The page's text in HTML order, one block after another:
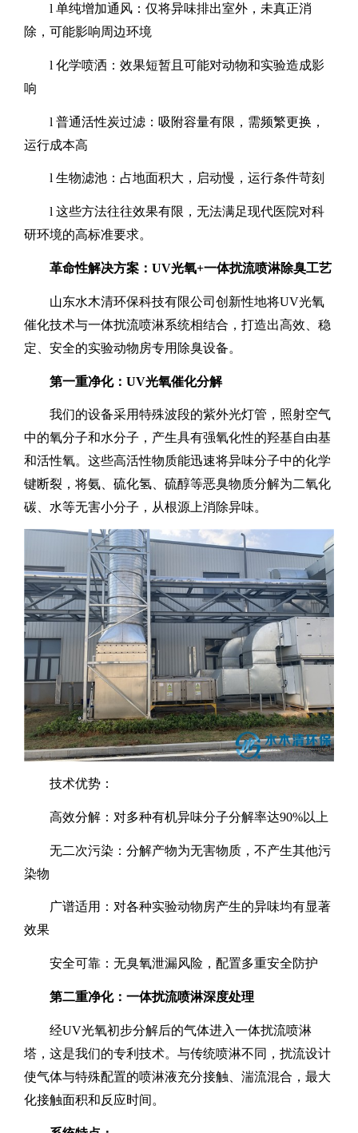
l 单纯增加通风：仅将异味排出室外，未真正消
除，可能影响周边环境
l 化学喷洒：效果短暂且可能对动物和实验造成影
响
l 普通活性炭过滤：吸附容量有限，需频繁更换，
运行成本高
l 生物滤池：占地面积大，启动慢，运行条件苛刻
l 这些方法往往效果有限，无法满足现代医院对科
研环境的高标准要求。
革命性解决方案： UV光氧+一体扰流喷淋除臭工艺
山东水木清环保科技有限公司创新性地将UV光氧
催化技术与一体扰流喷淋系统相结合，打造出高效、稳
定、安全的实验动物房专用除臭设备。
第一重净化： UV光氧催化分解
我们的设备采用特殊波段的紫外光灯管，照射空气
中的氧分子和水分子，产生具有强氧化性的羟基自由基
和活性氧。这些高活性物质能迅速将异味分子中的化学
键断裂，将氨、硫化氢、硫醇等恶臭物质分解为二氧化
碳、水等无害小分子，从根源上消除异味。
技术优势：
高效分解：对多种有机异味分子分解率达90%以上
无二次污染：分解产物为无害物质，不产生其他污
染物
广谱适用：对各种实验动物房产生的异味均有显著
效果
安全可靠：无臭氧泄漏风险，配置多重安全防护
第二重净化：一体扰流喷淋深度处理
经UV光氧初步分解后的气体进入一体扰流喷淋
塔，这是我们的专利技术。与传统喷淋不同，扰流设计
使气体与特殊配置的喷淋液充分接触、湍流混合，最大
化接触面积和反应时间。